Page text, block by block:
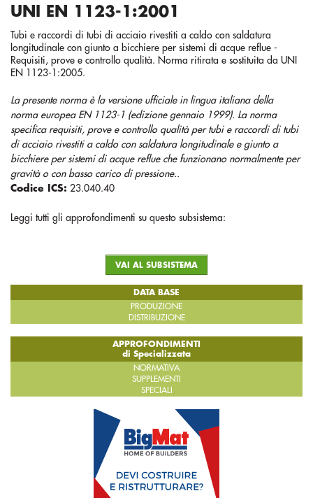
UNI EN 1123-1:2001
Tubi e raccordi di tubi di acciaio rivestiti a caldo con saldatura
longitudinale con giunto a bicchiere per sistemi di acque reflue -
Requisiti, prove e controllo qualità. Norma ritirata e sostituita da UNI
EN 1123-1:2005.
La presente norma è la versione ufficiale in lingua italiana della
norma europea EN 1123-1 (edizione gennaio 1999). La norma
specifica requisiti, prove e controllo qualità per tubi e raccordi di tubi
di acciaio rivestiti a caldo con saldatura longitudinale e giunto a
bicchiere per sistemi di acque reflue che funzionano normalmente per
gravità o con basso carico di pressione..
Codice ICS: 23.040.40
Leggi tutti gli approfondimenti su questo subsistema:
VAI AL SUBSISTEMA
DATA BASE
PRODUZIONE
DISTRIBUZIONE
APPROFONDIMENTI
di Specializzata
NORMATIVA
SUPPLEMENTI
SPECIALI